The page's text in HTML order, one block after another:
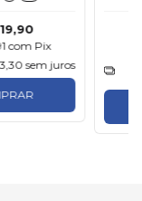
com Pix
sem juros